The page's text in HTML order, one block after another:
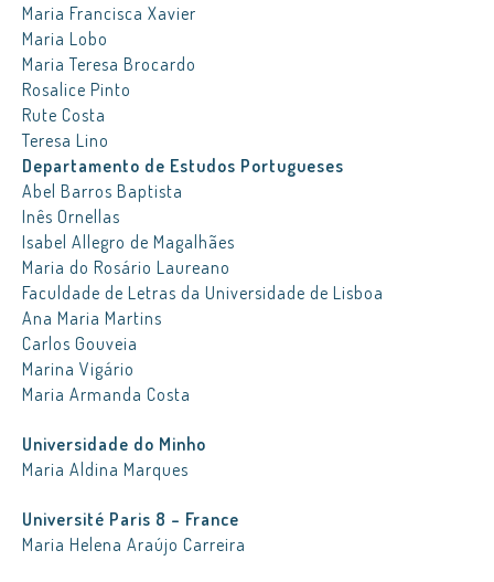
Maria Francisca Xavier
Maria Lobo
Maria Teresa Brocardo
Rosalice Pinto
Rute Costa
Teresa Lino
Departamento de Estudos Portugueses
Abel Barros Baptista
Inês Ornellas
Isabel Allegro de Magalhães
Maria do Rosário Laureano
Faculdade de Letras da Universidade de Lisboa
Ana Maria Martins
Carlos Gouveia
Marina Vigário
Maria Armanda Costa
Universidade do Minho
Maria Aldina Marques
Université Paris 8 – France
Maria Helena Araújo Carreira